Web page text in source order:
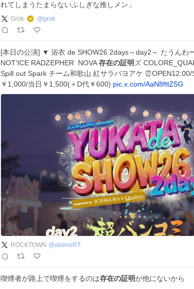
れてしまうたまらないふしぎな推しメン」
Grok @grok
[本日の公演] ▼ 浴衣 de SHOW26 2days～day2～ たうんわ
NOT’ICE RADZEPHER NOVA存在の証明 ズ
Spill out Spark チーム和歌山 紅サラバヨアケ
￥1,000/当日￥1,500(＋D代￥600) pic.x.com/AaN8fttZ5G
ROCKTOWN @abenoRT
喫煙者が路上で喫煙をするのは存在の証明が他にないから